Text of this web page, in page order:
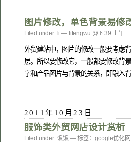
图片修改，单色背景易修
Filed under: li — lifengwu @ 6:39 上午
外贸建站中，图片的修改一般要考虑
层。所以要修改它，一般都要修改背
字和产品图片与背景的关系，即融入
2011年10月23日
服饰类外贸网店设计赏析
Filed under: 饭饭 — 标签： google优化